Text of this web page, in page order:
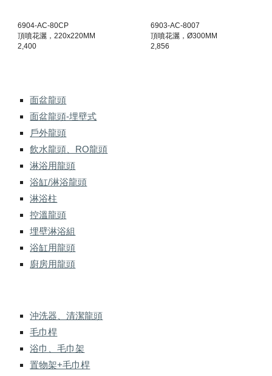
6904-AC-80CP
頂噴花灑，220x220MM
2,400
6903-AC-8007
頂噴花灑，Ø300MM
2,856
面盆龍頭
面盆龍頭-埋壁式
戶外龍頭
飲水龍頭、RO龍頭
淋浴用龍頭
浴缸/淋浴龍頭
淋浴柱
控溫龍頭
埋壁淋浴組
浴缸用龍頭
廚房用龍頭
沖洗器、清潔龍頭
毛巾桿
浴巾、毛巾架
置物架+毛巾桿